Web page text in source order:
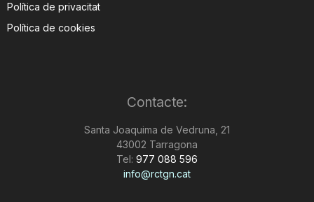
Política de privacitat
Política de cookies
Contacte:
Santa Joaquima de Vedruna, 21
43002 Tarragona
Tel: 977 088 596
info@rctgn.cat